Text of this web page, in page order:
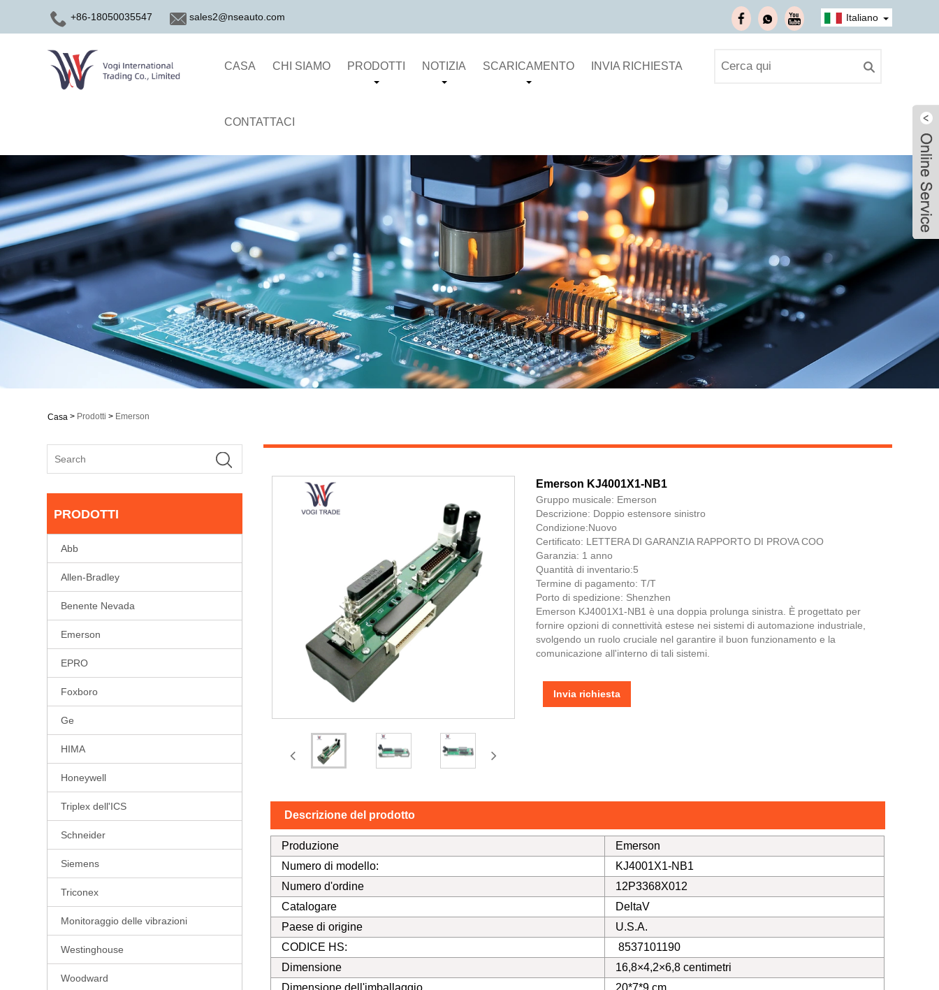
+86-18050035547 sales2@nseauto.com Italiano
CASA CHI SIAMO PRODOTTI NOTIZIA SCARICAMENTO INVIA RICHIESTA
CONTATTACI
Casa > Prodotti > Emerson
PRODOTTI
Abb
Allen-Bradley
Benente Nevada
Emerson
EPRO
Foxboro
Ge
HIMA
Honeywell
Triplex dell'ICS
Schneider
Siemens
Triconex
Monitoraggio delle vibrazioni
Westinghouse
Woodward
Emerson KJ4001X1-NB1
Gruppo musicale: Emerson
Descrizione: Doppio estensore sinistro
Condizione:Nuovo
Certificato: LETTERA DI GARANZIA RAPPORTO DI PROVA COO
Garanzia: 1 anno
Quantità di inventario:5
Termine di pagamento: T/T
Porto di spedizione: Shenzhen
Emerson KJ4001X1-NB1 è una doppia prolunga sinistra. È progettato per
fornire opzioni di connettività estese nei sistemi di automazione industriale,
svolgendo un ruolo cruciale nel garantire il buon funzionamento e la
comunicazione all'interno di tali sistemi.
Invia richiesta
Descrizione del prodotto
Produzione
Emerson
Numero di modello:
KJ4001X1-NB1
Numero d'ordine
12P3368X012
Catalogare
DeltaV
Paese di origine
U.S.A.
CODICE HS:
8537101190
Dimensione
16,8×4,2×6,8 centimetri